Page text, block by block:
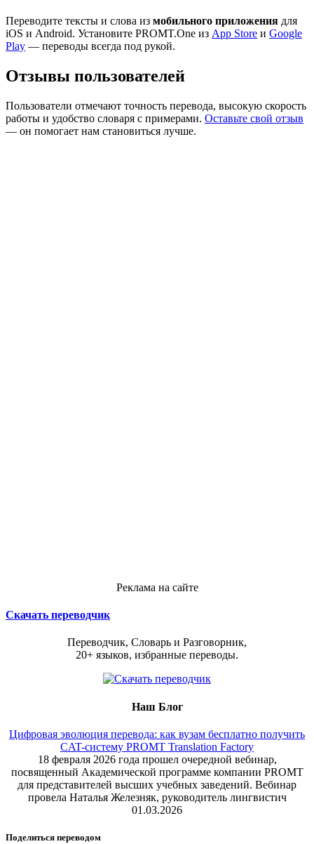
Переводите тексты и слова из мобильного приложения для
iOS и Android. Установите PROMT.One из App Store и Google
Play — переводы всегда под рукой.
Отзывы пользователей
Пользователи отмечают точность перевода, высокую скорость
работы и удобство словаря с примерами. Оставьте свой отзыв
— он помогает нам становиться лучше.
Реклама на сайте
Скачать переводчик
Переводчик, Словарь и Разговорник,
20+ языков, избранные переводы.
Наш Блог
Цифровая эволюция перевода: как вузам бесплатно получить
CAT-систему PROMT Translation Factory
18 февраля 2026 года прошел очередной вебинар,
посвященный Академической программе компании PROMT
для представителей высших учебных заведений. Вебинар
провела Наталья Железняк, руководитель лингвистич
01.03.2026
Поделиться переводом